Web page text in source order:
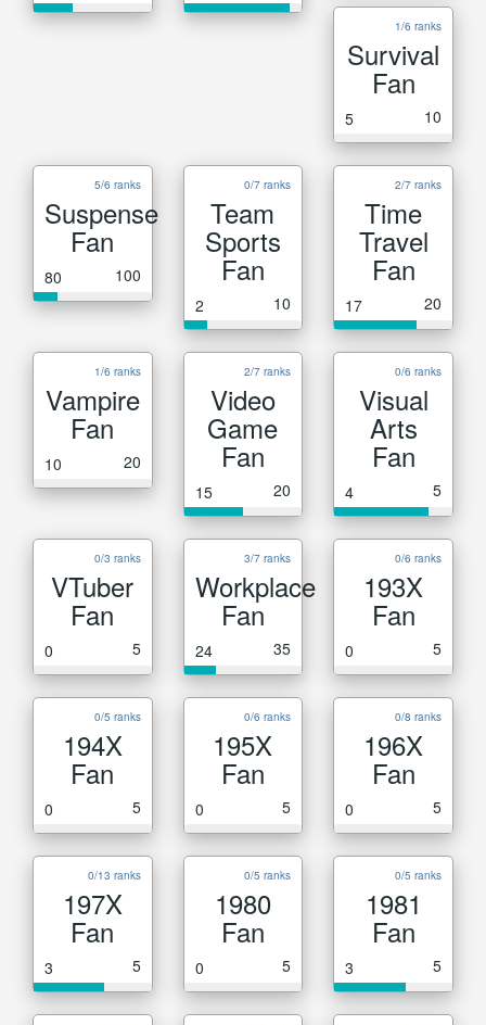
1/6 ranks
Survival
Fan
5 10
5/6 ranks
Suspense
Fan
80 100
0/7 ranks
Team
Sports
Fan
2 10
2/7 ranks
Time
Travel
Fan
17 20
1/6 ranks
Vampire
Fan
10 20
2/7 ranks
Video
Game
Fan
15 20
0/6 ranks
Visual
Arts
Fan
4 5
0/3 ranks
VTuber
Fan
0 5
3/7 ranks
Workplace
Fan
24 35
0/6 ranks
193X
Fan
0 5
0/5 ranks
194X
Fan
0 5
0/6 ranks
195X
Fan
0 5
0/8 ranks
196X
Fan
0 5
0/13 ranks
197X
Fan
3 5
0/5 ranks
1980
Fan
0 5
0/5 ranks
1981
Fan
3 5